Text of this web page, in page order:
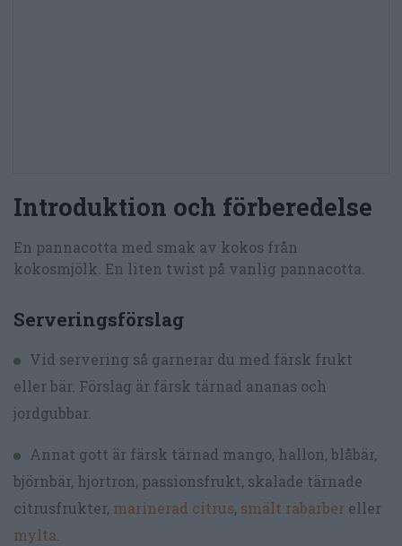
Introduktion och förberedelse
En pannacotta med smak av kokos från
kokosmjölk. En liten twist på vanlig pannacotta.
Serveringsförslag
Vid servering så garnerar du med färsk frukt
eller bär. Förslag är färsk tärnad ananas och
jordgubbar.
Annat gott är färsk tärnad mango, hallon, blåbär,
björnbär, hjortron, passionsfrukt, skalade tärnade
citrusfrukter, marinerad citrus, smält rabarber eller
mylta.